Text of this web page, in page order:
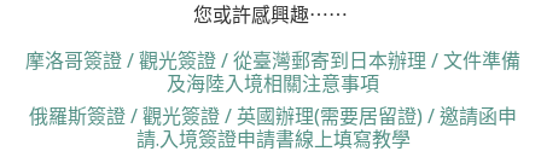
您或許感興趣⋯⋯
摩洛哥簽證 / 觀光簽證 / 從臺灣郵寄到日本辦理 / 文件準備
及海陸入境相關注意事項
俄羅斯簽證 / 觀光簽證 / 英國辦理(需要居留證) / 邀請函申
請.入境簽證申請書線上填寫教學